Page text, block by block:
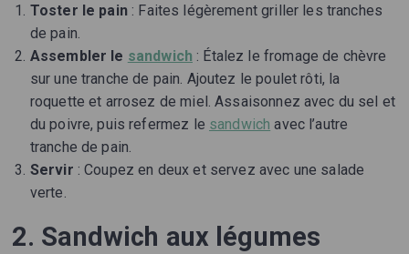
Toster le pain: Faites légèrement griller les tranches
de pain.
Assembler le sandwich : Étalez le fromage de chèvre
sur une tranche de pain. Ajoutez le poulet rôti, la
roquette et arrosez de miel. Assaisonnez avec du sel et
du poivre, puis refermez le sandwich avec l’autre
tranche de pain.
Servir : Coupez en deux et servez avec une salade
verte.
2. Sandwich aux légumes